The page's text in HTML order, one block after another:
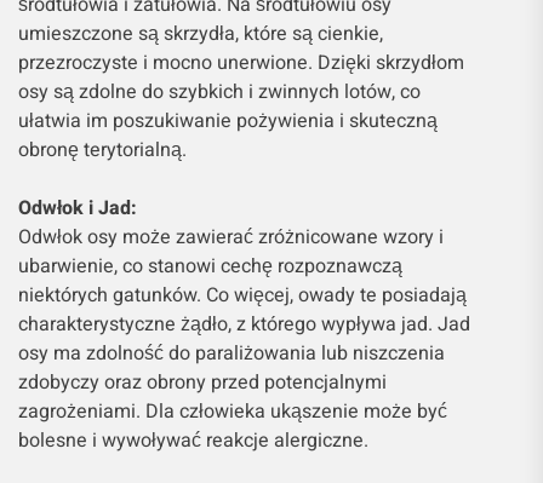
umieszczone są skrzydła, które są cienkie,
przezroczyste i mocno unerwione. Dzięki skrzydłom
osy są zdolne do szybkich i zwinnych lotów, co
ułatwia im poszukiwanie pożywienia i skuteczną
obronę terytorialną.
Odwłok i Jad:
Odwłok osy może zawierać zróżnicowane wzory i
ubarwienie, co stanowi cechę rozpoznawczą
niektórych gatunków. Co więcej, owady te posiadają
charakterystyczne żądło, z którego wypływa jad. Jad
osy ma zdolność do paraliżowania lub niszczenia
zdobyczy oraz obrony przed potencjalnymi
zagrożeniami. Dla człowieka ukąszenie może być
bolesne i wywoływać reakcje alergiczne.